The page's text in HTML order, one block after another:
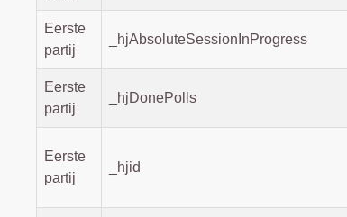
Eerste
partij
_hjAbsoluteSessionInProgress
Eerste
partij
_hjDonePolls
Eerste
partij
_hjid